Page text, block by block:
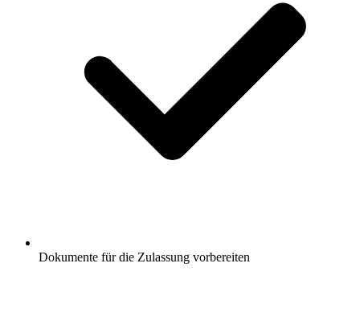
Dokumente für die Zulassung vorbereiten